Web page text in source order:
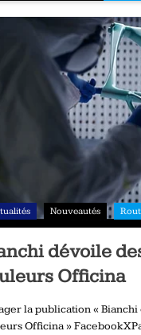
Nouveautés
dévoile
Officina
la publication «
Officina »